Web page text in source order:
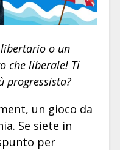
o un
che liberale! Ti
progressista?
un gioco da
Se siete in
per